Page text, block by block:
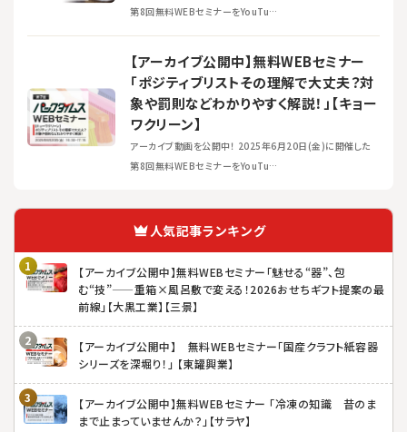
第8回無料WEBセミナーをYouTu…
【アーカイブ公開中】無料WEBセミナー
「ポジティブリストその理解で大丈夫？対
象や罰則などわかりやすく解説！」【キョー
ワクリーン】
アーカイブ動画を公開中！ 2025年6月20日(金)に開催した
第8回無料WEBセミナーをYouTu…
人気記事ランキング
【アーカイブ公開中】無料WEBセミナー「魅せる“器”、包
む“技”——重箱×風呂敷で変える！2026おせちギフト提案の最
前線」【大黒工業】【三景】
【アーカイブ公開中】 無料WEBセミナー「国産クラフト紙容器
シリーズを深堀り！」 【東罐興業】
【アーカイブ公開中】無料WEBセミナー 「冷凍の知識 昔のま
まで止まっていませんか？」【サラヤ】